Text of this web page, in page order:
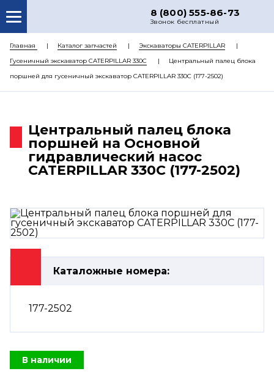
8 (800) 555-86-73
Звонок бесплатный
О НАС
КАТАЛОГ ЗАПЧАСТЕЙ
РЕМОНТ
ЦЕНЫ
КОНТАКТЫ
Главная Каталог запчастей
Экскаваторы CATERPILLAR
Гусеничный экскаватор CATERPILLAR 330C
Центральный палец блока
поршней для гусеничный экскаватор CATERPILLAR 330C (177-2502)
Центральный палец блока
поршней на Основной
гидравлический насос
CATERPILLAR 330C (177-2502)
Каталожные номера:
177-2502
В наличии